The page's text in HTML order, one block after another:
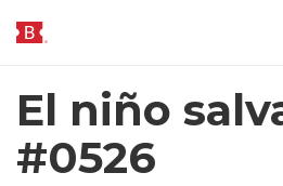
El niño
#0526